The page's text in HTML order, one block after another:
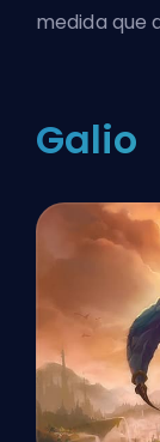
medida que
Galio